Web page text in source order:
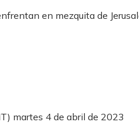
martes 4 de abril de 2023